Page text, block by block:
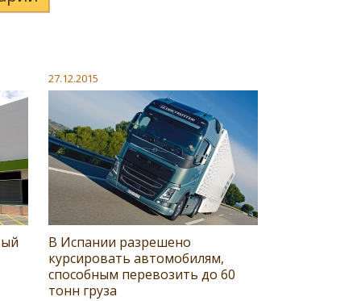
27.12.2015
В Испании разрешено
курсировать автомобилям,
способным перевозить до 60
тонн груза